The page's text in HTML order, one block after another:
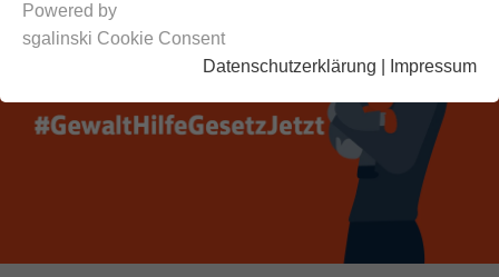
Powered by
sgalinski Cookie Consent
Datenschutzerklärung
Impressum